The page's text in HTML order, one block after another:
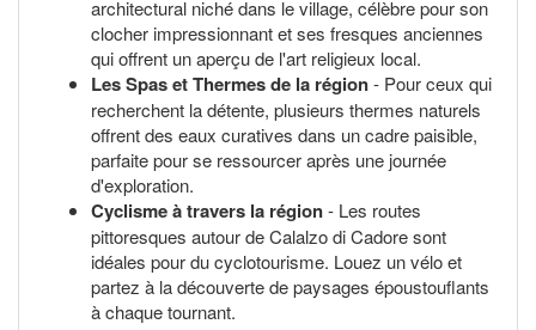
architectural niché dans le village, célèbre pour son
clocher impressionnant et ses fresques anciennes
qui offrent un aperçu de l'art religieux local.
Les Spas et Thermes de la région- Pour ceux qui
recherchent la détente, plusieurs thermes naturels
offrent des eaux curatives dans un cadre paisible,
parfaite pour se ressourcer après une journée
d'exploration.
Cyclisme à travers la région- Les routes
pittoresques autour de Calalzo di Cadore sont
idéales pour du cyclotourisme. Louez un vélo et
partez à la découverte de paysages époustouflants
à chaque tournant.